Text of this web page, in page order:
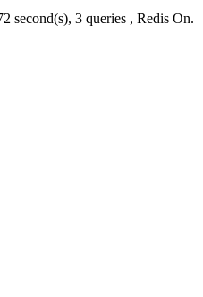
second(s), 3 queries , Redis On.